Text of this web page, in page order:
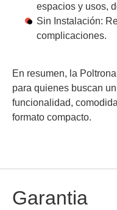
espacios y usos,
Sin Instalación:
complicaciones.
En resumen, la
para quienes buscan
funcionalidad,
formato compacto.
Garantia